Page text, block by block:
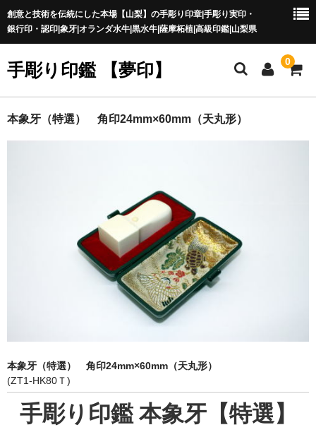
創意と技術を伝統にした本場【山梨】の手彫り印章|手彫り実印・
銀行印・認印|象牙|オランダ水牛|黒水牛|薩摩柘植|高級印鑑|山梨県
手彫り印鑑 【夢印】 0
夢印TOP
お客様の声
ご利用案内
本象牙（特選） 角印24mm×60mm（天丸形）
本象牙（特選） 角印24mm×60mm（天丸形）
(ZT1-HK80Ｔ)
手彫り印鑑 本象牙【特選】